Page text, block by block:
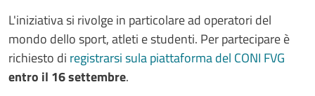
L'iniziativa si rivolge in particolare ad operatori del
mondo dello sport, atleti e studenti. Per partecipare è
richiesto di registrarsi sula piattaforma del CONI FVG
entro il 16 settembre.